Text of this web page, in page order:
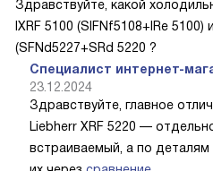
Здравствуйте, какой
IXRF 5100 (SIFNf5108+IRe 5100)
(SFNd5227+SRd 5220 ?
Специалист интернет-
23.12.2024
Здравствуйте, главное
Liebherr XRF 5220 —
встраиваемый, а по